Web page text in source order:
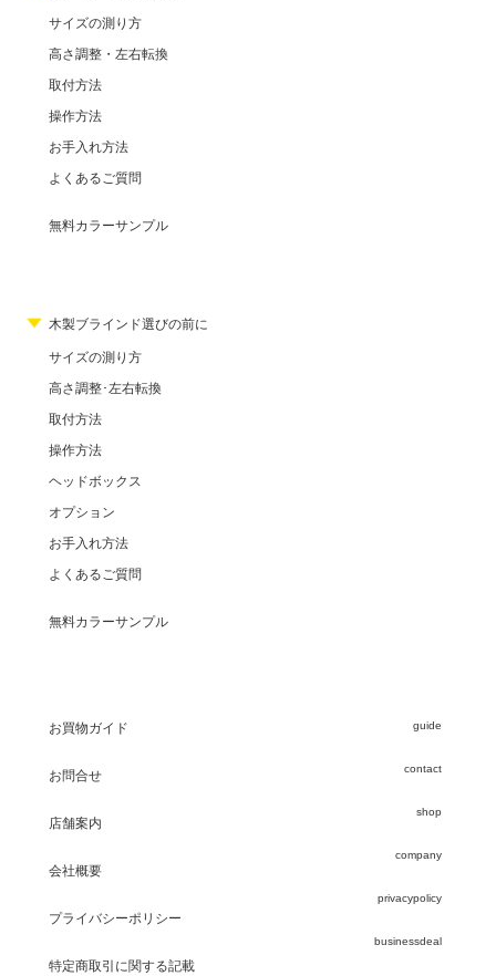
サイズの測り方
高さ調整・左右転換
取付方法
操作方法
お手入れ方法
よくあるご質問
無料カラーサンプル
木製ブラインド選びの前に
サイズの測り方
高さ調整･左右転換
取付方法
操作方法
ヘッドボックス
オプション
お手入れ方法
よくあるご質問
無料カラーサンプル
お買物ガイド
お問合せ
店舗案内
会社概要
プライバシーポリシー
特定商取引に関する記載
guide
contact
shop
company
privacypolicy
businessdeal